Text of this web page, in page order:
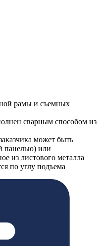
рамы и съемных
сварным способом из
может быть
панелью) или
из листового металла
по углу подъема